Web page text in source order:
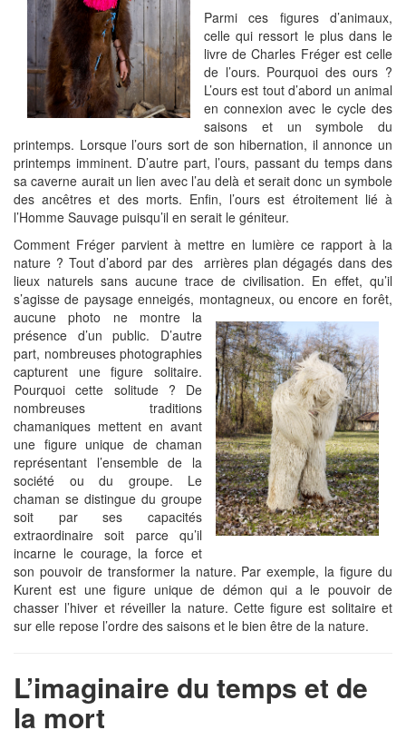
Parmi ces figures d’animaux,
celle qui ressort le plus dans le
livre de Charles Fréger est celle
de l’ours. Pourquoi des ours ?
L’ours est tout d’abord un animal
en connexion avec le cycle des
saisons et un symbole du
printemps. Lorsque l’ours sort de son hibernation, il annonce un
printemps imminent. D’autre part, l’ours, passant du temps dans
sa caverne aurait un lien avec l’au delà et serait donc un symbole
des ancêtres et des morts. Enfin, l’ours est étroitement lié à
l’Homme Sauvage puisqu’il en serait le géniteur.
Comment Fréger parvient à mettre en lumière ce rapport à la
nature ? Tout d’abord par des arrières plan dégagés dans des
lieux naturels sans aucune trace de civilisation. En effet, qu’il
s’agisse de paysage enneigés, montagneux, ou encore en forêt,
aucune photo ne montre la
présence d’un public. D’autre
part, nombreuses photographies
capturent une figure solitaire.
Pourquoi cette solitude ? De
nombreuses traditions
chamaniques mettent en avant
une figure unique de chaman
représentant l’ensemble de la
société ou du groupe. Le
chaman se distingue du groupe
soit par ses capacités
extraordinaire soit parce qu’il
incarne le courage, la force et
son pouvoir de transformer la nature. Par exemple, la figure du
Kurent est une figure unique de démon qui a le pouvoir de
chasser l’hiver et réveiller la nature. Cette figure est solitaire et
sur elle repose l’ordre des saisons et le bien être de la nature.
L’imaginaire du temps et de
la mort